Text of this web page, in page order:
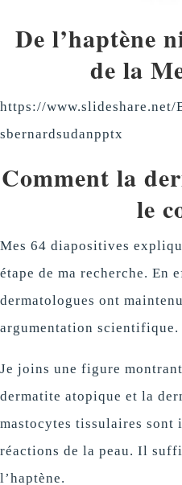
De l’haptène
de la
https://www.slideshare.net/
sbernardsudanpptx
Comment la
le
Mes 64 diapositives
étape de ma recherche. En
dermatologues ont
argumentation scientifique.
Je joins une figure
dermatite atopique et la
mastocytes tissulaires sont
réactions de la peau. Il
l’haptène.